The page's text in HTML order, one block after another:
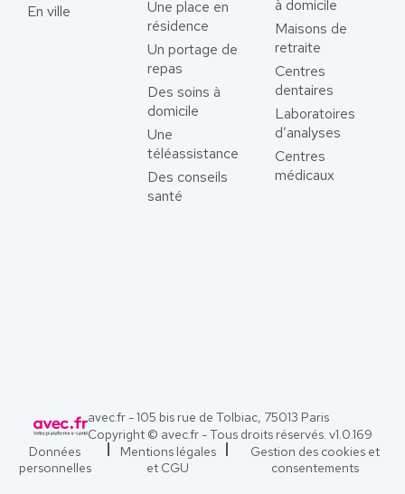
En ville
Une place en
résidence
Un portage de
repas
Des soins à
domicile
Une
téléassistance
Des conseils
santé
à domicile
Maisons de
retraite
Centres
dentaires
Laboratoires
d’analyses
Centres
médicaux
avec.fr - 105 bis rue de Tolbiac, 75013 Paris
Copyright © avec.fr - Tous droits réservés. v1.0.169
Données
personnelles
Mentions légales
et CGU
Gestion des cookies et
consentements